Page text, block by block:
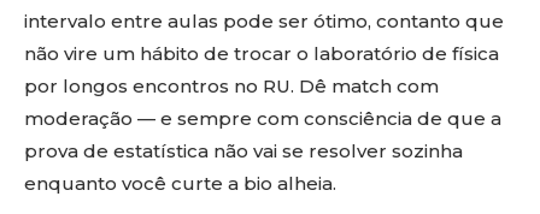
intervalo entre aulas pode ser ótimo, contanto que
não vire um hábito de trocar o laboratório de física
por longos encontros no RU. Dê match com
moderação — e sempre com consciência de que a
prova de estatística não vai se resolver sozinha
enquanto você curte a bio alheia.